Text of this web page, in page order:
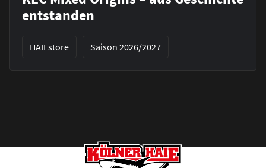
entstanden
HAIEstore Saison 2026/2027